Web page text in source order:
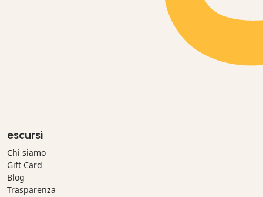
escursì
Chi siamo
Gift Card
Blog
Trasparenza